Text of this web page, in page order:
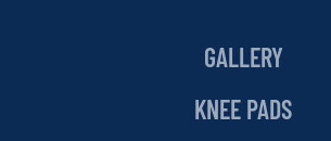
GALLERY
KNEE PADS